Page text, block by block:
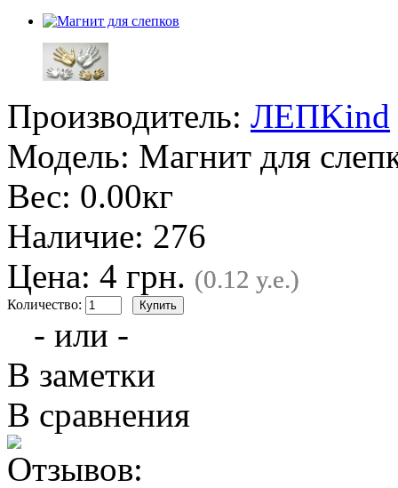
Производитель: ЛЕПKind
Модель: Магнит для
Вес: 0.00кг
Наличие: 276
Цена: 4 грн. (0.12 у.е.)
Количество:
- или -
В заметки
В сравнения